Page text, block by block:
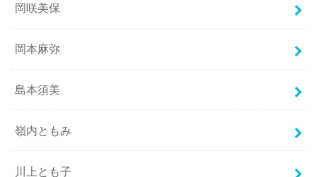
岡咲美保
岡本麻弥
島本須美
嶺内ともみ
川上とも子